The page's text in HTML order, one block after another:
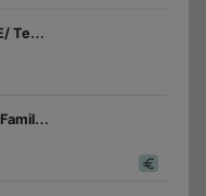
Werlte!